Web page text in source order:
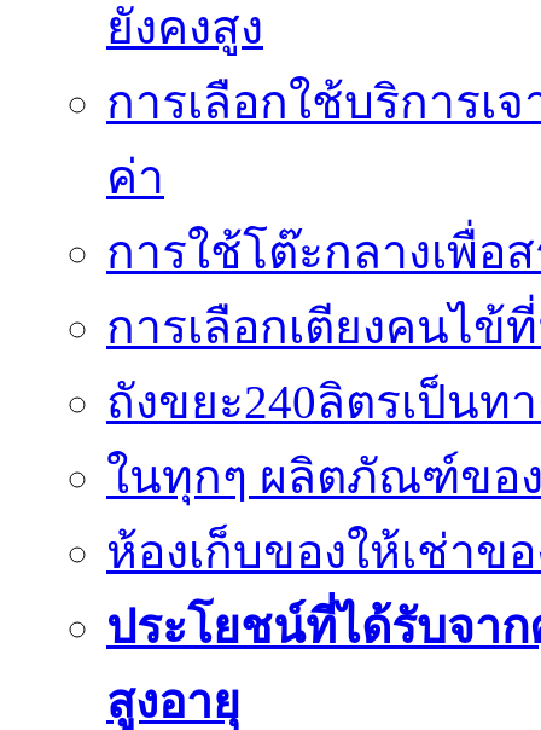
ยังคงสูง
การเลือกใช้บริการเ
ค่า
การใช้โต๊ะกลางเพื่อ
การเลือกเตียงคนไ
ถังขยะ240ลิตรเป็นท
ในทุกๆ ผลิตภัณฑ์ของ
ห้องเก็บของให้เช่าข
ประโยชน์ที่ได้รับจา
สูงอายุ